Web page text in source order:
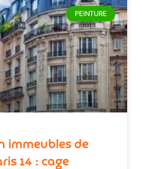
PEINTURE
immeubles de
14 : cage